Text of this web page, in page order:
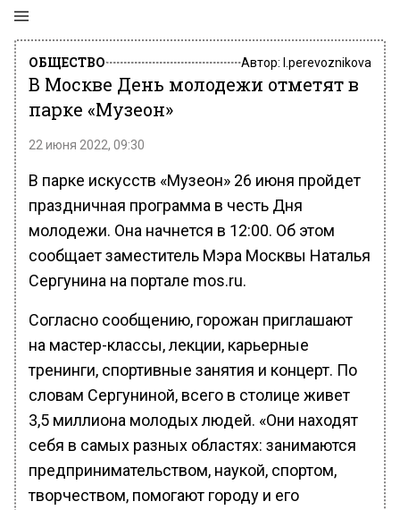
ОБЩЕСТВО Автор: l.perevoznikova
В Москве День молодежи отметят в
парке «Музеон»
22 июня 2022, 09:30
В парке искусств «Музеон» 26 июня пройдет
праздничная программа в честь Дня
молодежи. Она начнется в 12:00. Об этом
сообщает заместитель Мэра Москвы Наталья
Сергунина на портале mos.ru.
Согласно сообщению, горожан приглашают
на мастер-классы, лекции, карьерные
тренинги, спортивные занятия и концерт. По
словам Сергуниной, всего в столице живет
3,5 миллиона молодых людей. «Они находят
себя в самых разных областях: занимаются
предпринимательством, наукой, спортом,
творчеством, помогают городу и его